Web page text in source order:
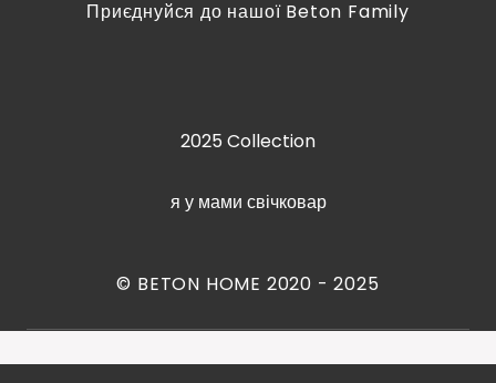
Приєднуйся до нашої Beton Family
2025 Collection
я у мами свічковар
© BETON HOME 2020 - 2025